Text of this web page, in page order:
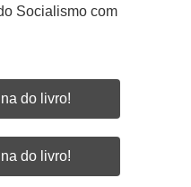
Socialismo com
do livro!
do livro!